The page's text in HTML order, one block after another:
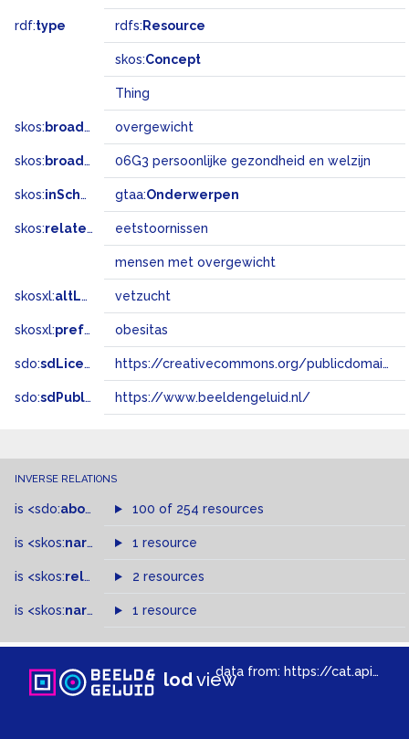
rdf:type rdfs: Resource
skos:Concept
Thing
skos: broader overgewicht
skos: broadMatch 06G3 persoonlijke gezondheid en welzijn
skos:inScheme gtaa:Onderwerpen
skos:related eetstoornissen
mensen met overgewicht
skosxl:altLabel vetzucht
skosxl:prefLabel obesitas
sdo:sdLicense https://creativecommons.org/publicdomain/zero/1.0/
sdo:sdPublisher https://www.beeldengeluid.nl/
INVERSE RELATIONS
is <sdo:about of 100 of 254 resources
is <skos:narrower >of
1 resource
is <skos:related > of2 resources
is <skos:narrowMatch >of
1 resource
lodviewdata from: https://cat.apis.beeldengeluid.nl/sparql